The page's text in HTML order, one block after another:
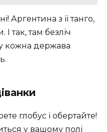
Аргентина з її танго,
так, там безліч
кожна держава
глобус і обертайте!
у вашому полі